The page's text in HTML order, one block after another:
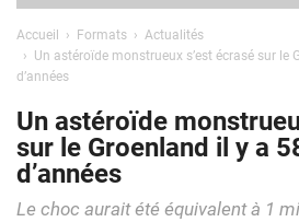
Accueil Formats
Actualités
Un astéroïde monstrueux s’est écrasé sur
d’années
Un astéroïde
sur le Groenland il y a
d’années
Le choc aurait été équivalent à 1